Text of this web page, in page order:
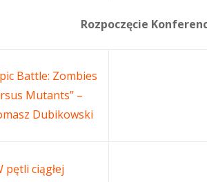
Rozpoczęcie
Battle: Zombies
Mutants” –
Dubikowski
pętli ciągłej